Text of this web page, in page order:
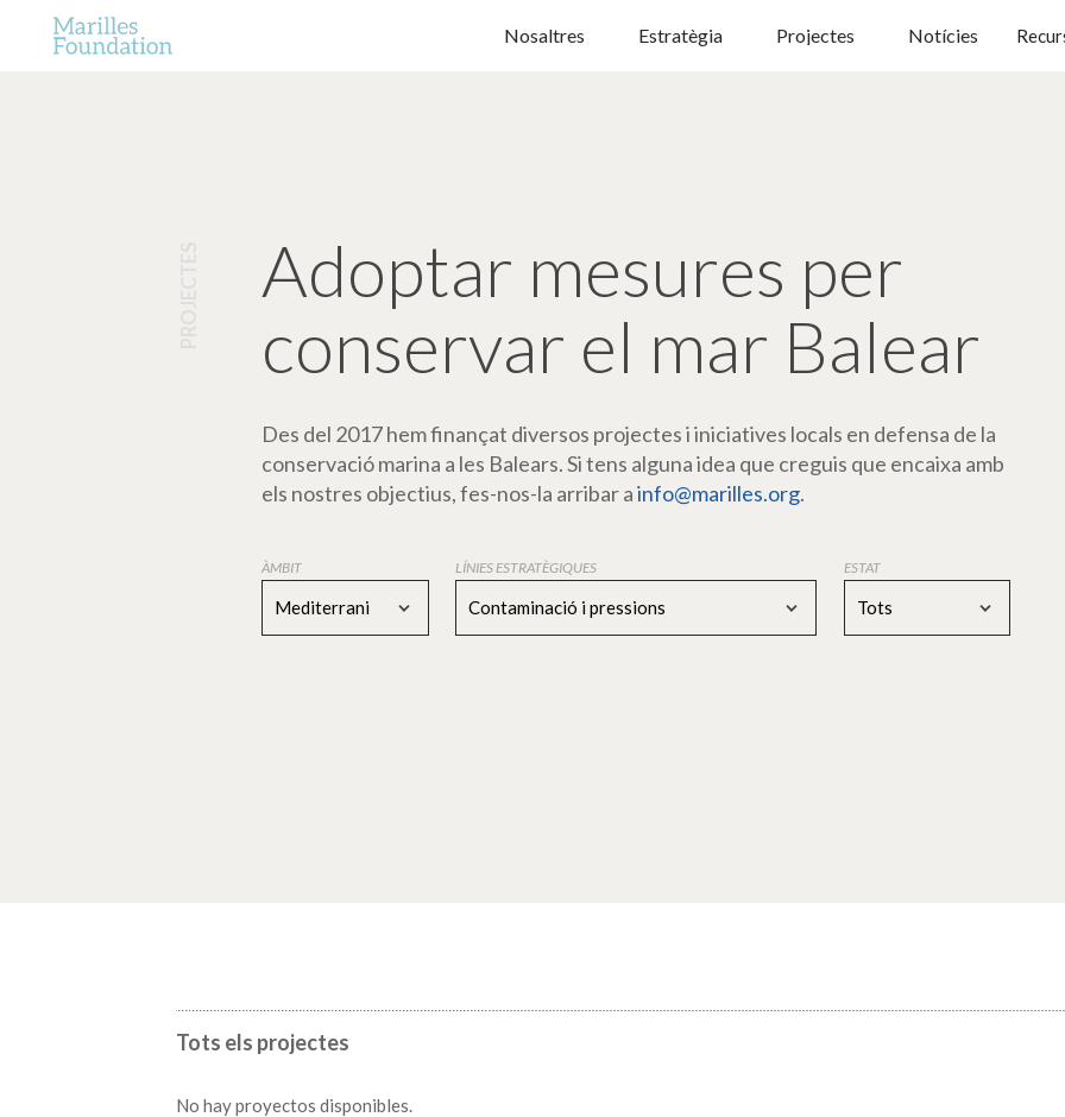
Nosaltres Estratègia Projectes Notícies
Adoptar mesures per
conservar el mar Balear
Des del 2017 hem finançat diversos projectes i iniciatives locals en defensa de la
conservació marina a les Balears. Si tens alguna idea que creguis que encaixa amb
els nostres objectius, fes-nos-la arribar ainfo@marilles.org.
ÀMBIT
Mediterrani
LÍNIES ESTRATÈGIQUES
Contaminació i pressions
ESTAT
Tots
Tots els projectes
No hay proyectos disponibles.